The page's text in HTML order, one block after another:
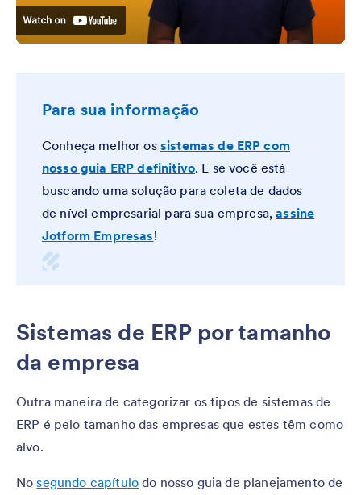
Para sua informação
Conheça melhor os sistemas de ERP com
nosso guia ERP definitivo. E se você está
buscando uma solução para coleta de dados
de nível empresarial para sua empresa, assine
Jotform Empresas!
Sistemas de ERP por tamanho
da empresa
Outra maneira de categorizar os tipos de sistemas de
ERP é pelo tamanho das empresas que estes têm como
alvo.
Nosegundo capítulo do nosso guia de planejamento de